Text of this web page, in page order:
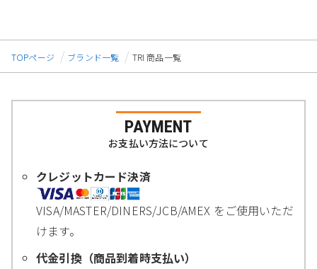
TOPページ ブランド一覧 TRI 商品一覧
PAYMENT
お支払い方法について
クレジットカード決済
VISA/MASTER/DINERS/JCB/AMEX をご使用いただ
けます。
代金引換（商品到着時支払い）